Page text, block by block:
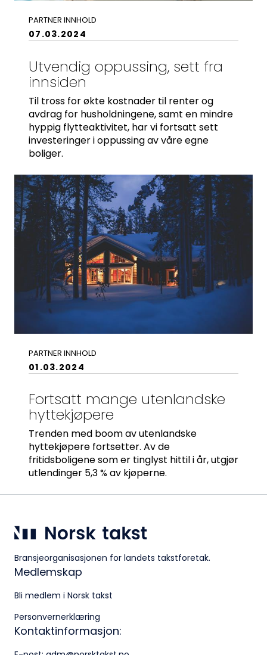
PARTNER INNHOLD
07.03.2024
Utvendig oppussing, sett fra
innsiden
Til tross for økte kostnader til renter og
avdrag for husholdningene, samt en mindre
hyppig flytteaktivitet, har vi fortsatt sett
investeringer i oppussing av våre egne
boliger.
PARTNER INNHOLD
01.03.2024
Fortsatt mange utenlandske
hyttekjøpere
Trenden med boom av utenlandske
hyttekjøpere fortsetter. Av de
fritidsboligene som er tinglyst hittil i år, utgjør
utlendinger 5,3 % av kjøperne.
Bransjeorganisasjonen for landets takstforetak.
Medlemskap
Bli medlem i Norsk takst
Personvernerklæring
Kontaktinformasjon: